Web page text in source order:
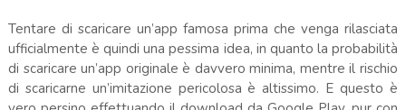
Tentare di scaricare un’app famosa prima che venga rilasciata
ufficialmente è quindi una pessima idea, in quanto la probabilità
di scaricare un’app originale è davvero minima, mentre il rischio
di scaricarne un’imitazione pericolosa è altissimo. E questo è